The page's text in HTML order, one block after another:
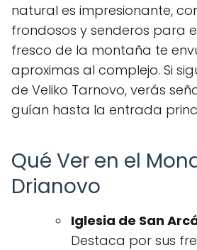
natural es impresionante,
frondosos y senderos para
fresco de la montaña te
aproximas al complejo. Si
de Veliko Tarnovo, verás
guían hasta la entrada
Qué Ver en el
Drianovo
Iglesia de San
Destaca por sus